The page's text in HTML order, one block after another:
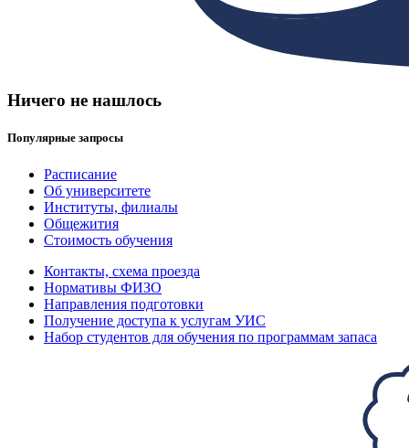
Ничего не нашлось
Популярные запросы
Расписание
Об университете
Институты, филиалы
Общежития
Стоимость обучения
Контакты, схема проезда
Нормативы ФИЗО
Направления подготовки
Получение доступа к услугам УИС
Набор студентов для обучения по программам запаса